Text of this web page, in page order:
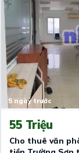
5 ngày trước
55 Triệu
Cho thuê văn